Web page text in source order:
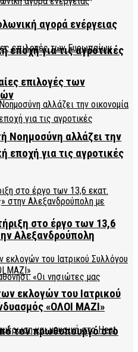
εποχή για τις αγροτικές
Νοημοσύνη αλλάζει την
στο έργο των 13,6
τον πρωθυπουργό στο
αγορά ενέργειας
επιλογές των
εποχή για τις αγροτικές
Αλεξανδρούπολη
εκλογών του Ιατρικού
«ΟΛΟΙ ΜΑΖΙ»